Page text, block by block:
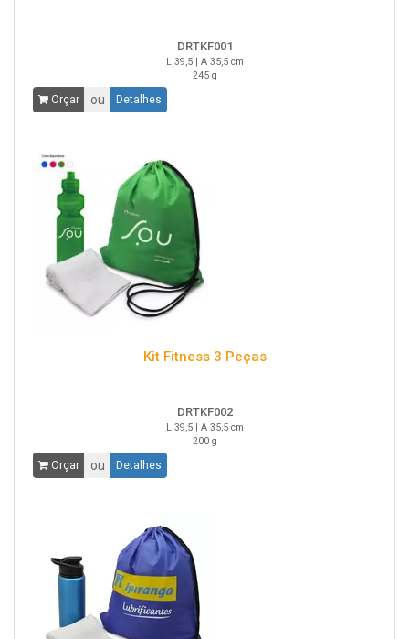
DRTKF001
L 39,5 | A 35,5 cm
245 g
Orçar ou Detalhes
Kit Fitness 3 Peças
DRTKF002
L 39,5 | A 35,5 cm
200 g
Orçar ou Detalhes